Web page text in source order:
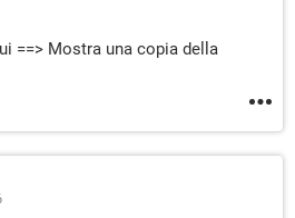
==> Mostra una copia della